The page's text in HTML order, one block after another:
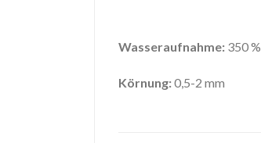
Wasseraufnahme:350 %
Körnung:0,5-2 mm